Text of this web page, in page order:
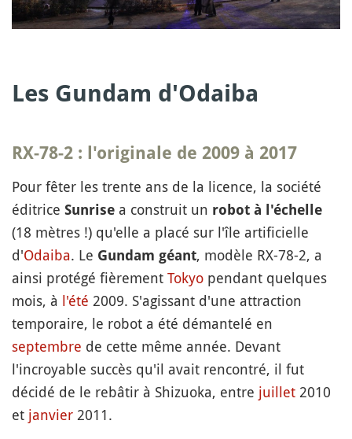
Les Gundam d'Odaiba
RX-78-2 : l'originale de 2009 à 2017
Pour fêter les trente ans de la licence, la société
éditrice Sunrise a construit un robot à l'échelle
(18 mètres !) qu'elle a placé sur l'île artificielle
d'Odaiba. Le Gundam géant, modèle RX-78-2, a
ainsi protégé fièrement Tokyo pendant quelques
mois, à l'été 2009. S'agissant d'une attraction
temporaire, le robot a été démantelé en
septembre de cette même année. Devant
l'incroyable succès qu'il avait rencontré, il fut
décidé de le rebâtir à Shizuoka, entre juillet 2010
et janvier 2011.